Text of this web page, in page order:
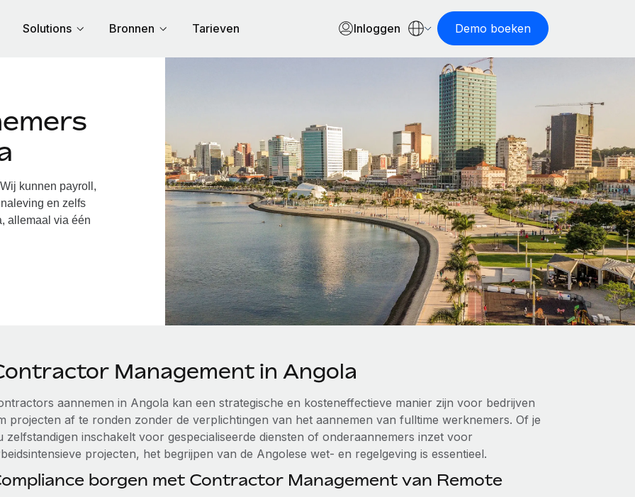
Solutions Bronnen Tarieven Inloggen Demo boeken
kunnen payroll,
en zelfs
allemaal via één
Management in Angola
aannemen in Angola kan een strategische en kosteneffectieve manier zijn voor bedrijven
projecten af te ronden zonder de verplichtingen van het aannemen van fulltime werknemers. Of je
zelfstandigen inschakelt voor gespecialiseerde diensten of onderaannemers inzet voor
projecten, het begrijpen van de Angolese wet- en regelgeving is essentieel.
borgen met Contractor Management van Remote